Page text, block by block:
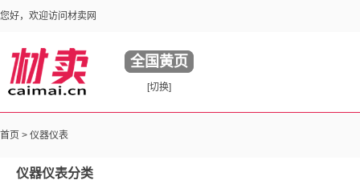
您好，欢迎访问材卖网
全国黄页
[切换]
首页 > 仪器仪表
仪器仪表分类